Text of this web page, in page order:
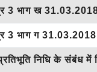
3 भाग ख
3 भाग ग 31.03.2018
निधि के संबंध में